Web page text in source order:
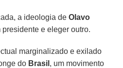
a ideologia deOlavo
e eleger outro.
marginalizado e exilado
do Brasil , um movimento